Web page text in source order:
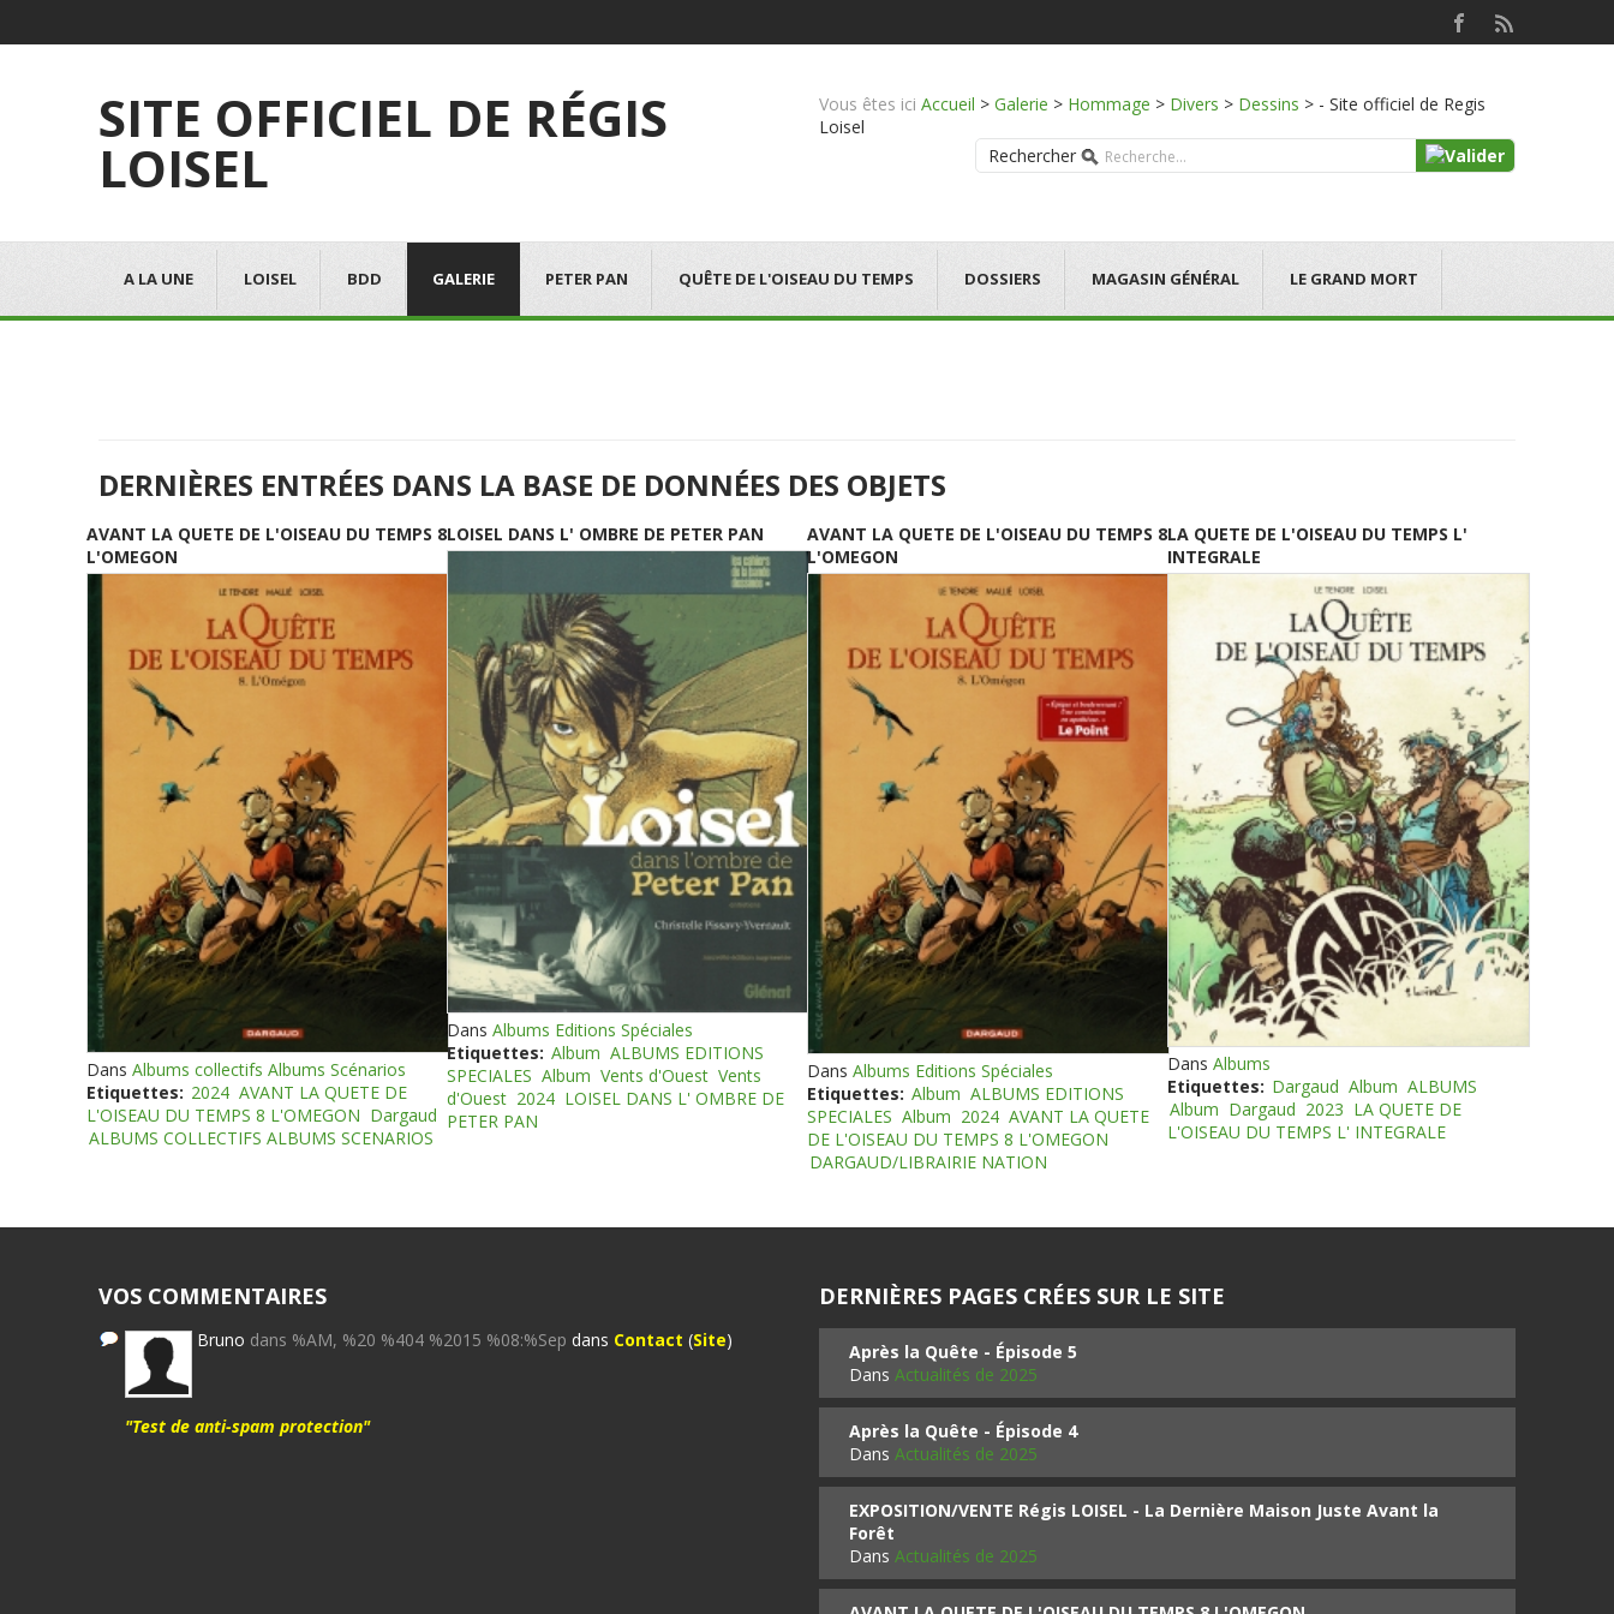
SITE OFFICIEL DE RÉGIS
LOISEL
Vous êtes ici Accueil > Galerie > Hommage > Divers > Dessins > - Site officiel de Regis
Loisel
Rechercher
A LA UNE LOISEL BDD GALERIE PETER PAN QUÊTE DE L'OISEAU DU TEMPS DOSSIERS MAGASIN GÉNÉRAL LE GRAND MORT
DERNIÈRES ENTRÉES DANS LA BASE DE DONNÉES DES OBJETS
AVANT LA QUETE DE L'OISEAU DU TEMPS 8
L'OMEGON
Dans Albums collectifs Albums Scénarios
Etiquettes: 2024 AVANT LA QUETE DE
L'OISEAU DU TEMPS 8 L'OMEGON Dargaud
ALBUMS COLLECTIFS ALBUMS SCENARIOS
LOISEL DANS L' OMBRE DE PETER PAN
Dans Albums Editions Spéciales
Etiquettes: Album ALBUMS EDITIONS
SPECIALES Album Vents d'Ouest Vents
d'Ouest 2024 LOISEL DANS L' OMBRE DE
PETER PAN
AVANT LA QUETE DE L'OISEAU DU TEMPS 8
L'OMEGON
Dans Albums Editions Spéciales
Etiquettes: Album ALBUMS EDITIONS
SPECIALES Album 2024 AVANT LA QUETE
DE L'OISEAU DU TEMPS 8 L'OMEGON
DARGAUD/LIBRAIRIE NATION
LA QUETE DE L'OISEAU DU TEMPS L'
INTEGRALE
Dans Albums
Etiquettes: Dargaud Album ALBUMS
Album Dargaud 2023 LA QUETE DE
L'OISEAU DU TEMPS L' INTEGRALE
VOS COMMENTAIRES
Bruno dans %AM, %20 %404 %2015 %08:%Sep dans Contact (Site)
"Test de anti-spam protection"
DERNIÈRES PAGES CRÉES SUR LE SITE
Après la Quête - Épisode 5
Dans Actualités de 2025
Après la Quête - Épisode 4
Dans Actualités de 2025
EXPOSITION/VENTE Régis LOISEL - La Dernière Maison Juste Avant la
Forêt
Dans Actualités de 2025